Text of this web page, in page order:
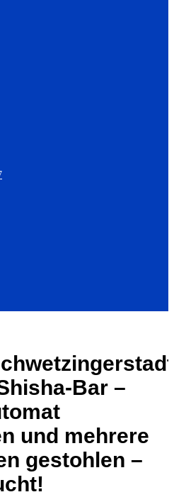
Bar –
und mehrere
gestohlen –